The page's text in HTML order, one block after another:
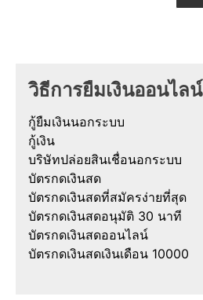
วิธีการยืมเงินออนไลน์
กู้ยืมเงินนอกระบบ
กู้เงิน
บริษัทปล่อยสินเชื่อนอกระบบ
บัตรกดเงินสด
บัตรกดเงินสดที่สมัครง่ายที่สุด
บัตรกดเงินสดอนุมัติ 30 นาที
บัตรกดเงินสดออนไลน์
บัตรกดเงินสดเงินเดือน 10000